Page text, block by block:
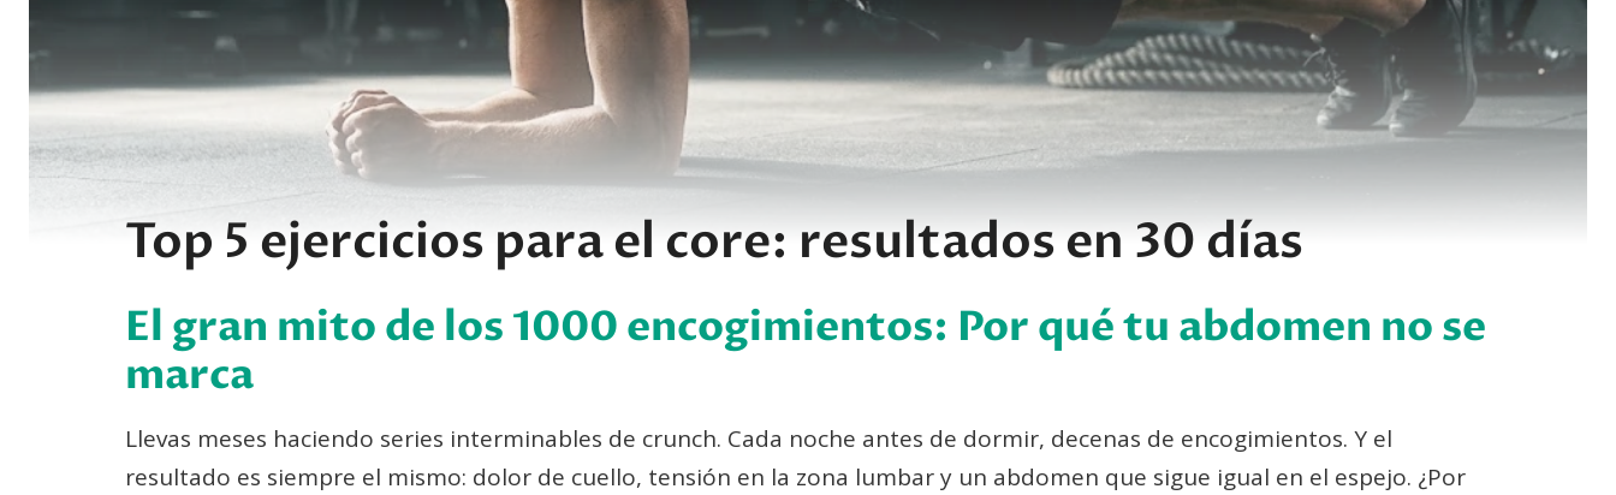
Top 5 ejercicios para el core: resultados en 30 días
El gran mito de los 1000 encogimientos: Por qué tu abdomen no se
marca
Llevas meses haciendo series interminables de crunch. Cada noche antes de dormir, decenas de encogimientos. Y el
resultado es siempre el mismo: dolor de cuello, tensión en la zona lumbar y un abdomen que sigue igual en el espejo. ¿Por